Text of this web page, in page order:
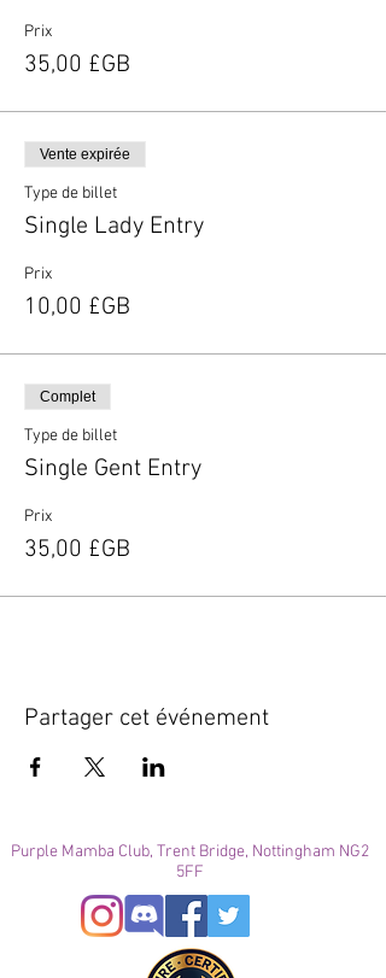
Prix
35,00 £GB
Vente expirée
Type de billet
Single Lady Entry
Prix
10,00 £GB
Complet
Type de billet
Single Gent Entry
Prix
35,00 £GB
Partager cet événement
Purple Mamba Club, Trent Bridge, Nottingham NG2
5FF